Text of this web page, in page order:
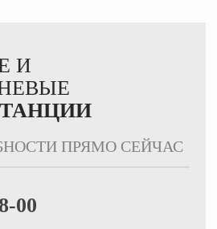
И
ПРЯМО СЕЙЧАС
00